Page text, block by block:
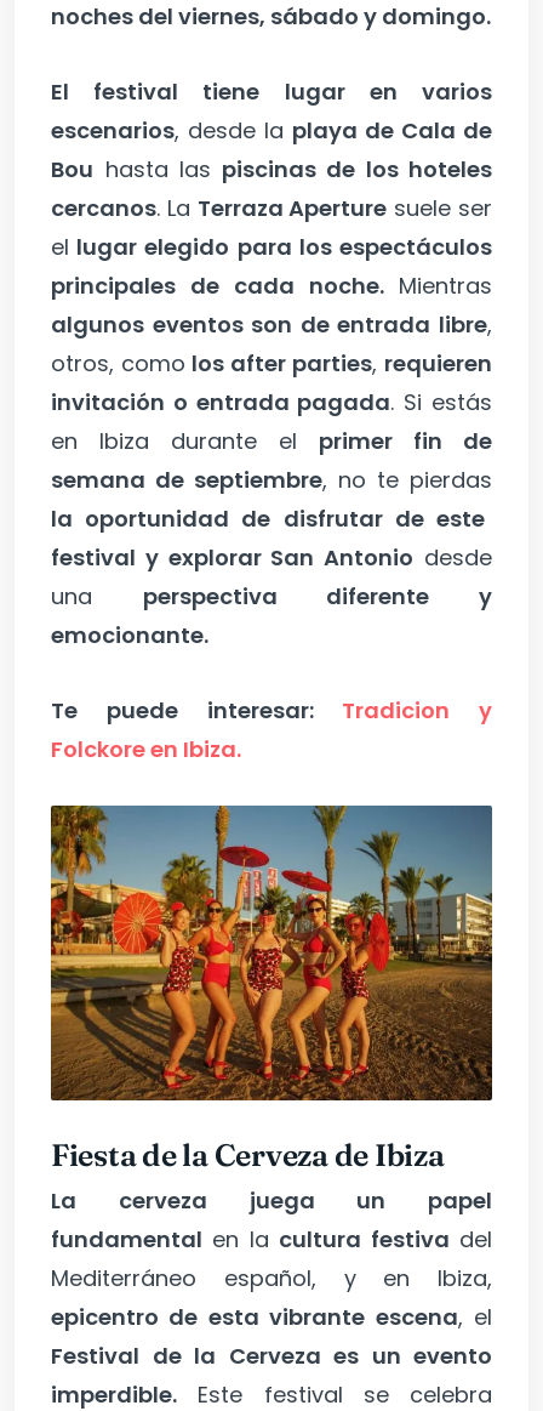
noches del viernes, sábado y domingo.
El festival tiene lugar en varios
escenarios, desde la playa de Cala de
Bou hasta las piscinas de los hoteles
cercanos. La Terraza Aperture suele ser
el lugar elegido para los espectáculos
principales de cada noche. Mientras
algunos eventos son de entrada libre,
otros, como los after parties, requieren
invitación o entrada pagada. Si estás
en Ibiza durante el primer fin de
semana de septiembre, no te pierdas
la oportunidad de disfrutar de este
festival y explorar San Antonio desde
una perspectiva diferente y
emocionante.
Te puede interesar: Tradicion y
Folckore en Ibiza.
Fiesta de la Cerveza de Ibiza
La cerveza juega un papel
fundamental en la cultura festiva del
Mediterráneo español, y en Ibiza,
epicentro de esta vibrante escena, el
Festival de la Cerveza es un evento
imperdible. Este festival se celebra